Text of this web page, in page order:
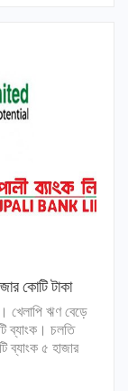
কোটি টাকা
খেলাপি ঋণ বেড়ে
ব্যাংক। চলতি
ব্যাংক ৫ হাজার